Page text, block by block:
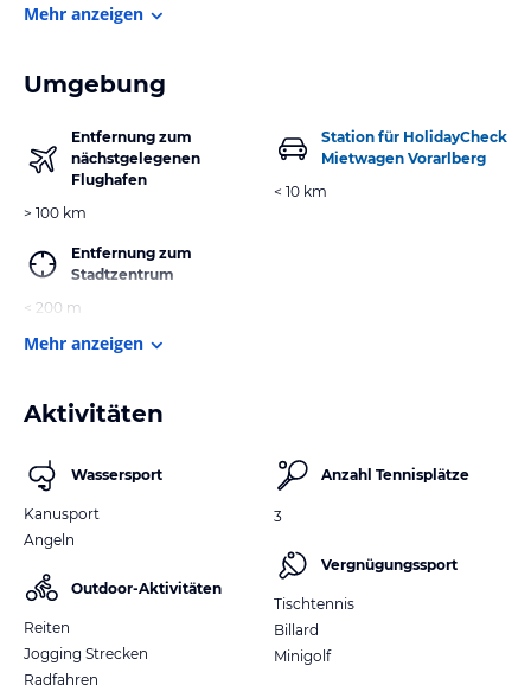
Mehr anzeigen
Umgebung
Entfernung zum
nächstgelegenen
Flughafen
> 100 km
Entfernung zum
Stadtzentrum
< 200 m
Station für HolidayCheck
Mietwagen Vorarlberg
< 10 km
Mehr anzeigen
Aktivitäten
Wassersport
Kanusport
Angeln
Outdoor-Aktivitäten
Reiten
Jogging Strecken
Radfahren
Anzahl Tennisplätze
3
Vergnügungssport
Tischtennis
Billard
Minigolf